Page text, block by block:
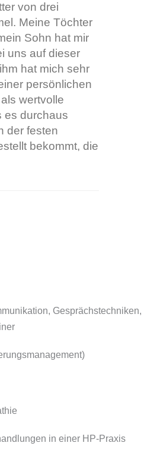
von drei
Meine Töchter
Sohn hat mir
uns auf dieser
hat mich sehr
persönlichen
wertvolle
es durchaus
der festen
bekommt, die
Gesprächstechniken,
in einer HP-Praxis